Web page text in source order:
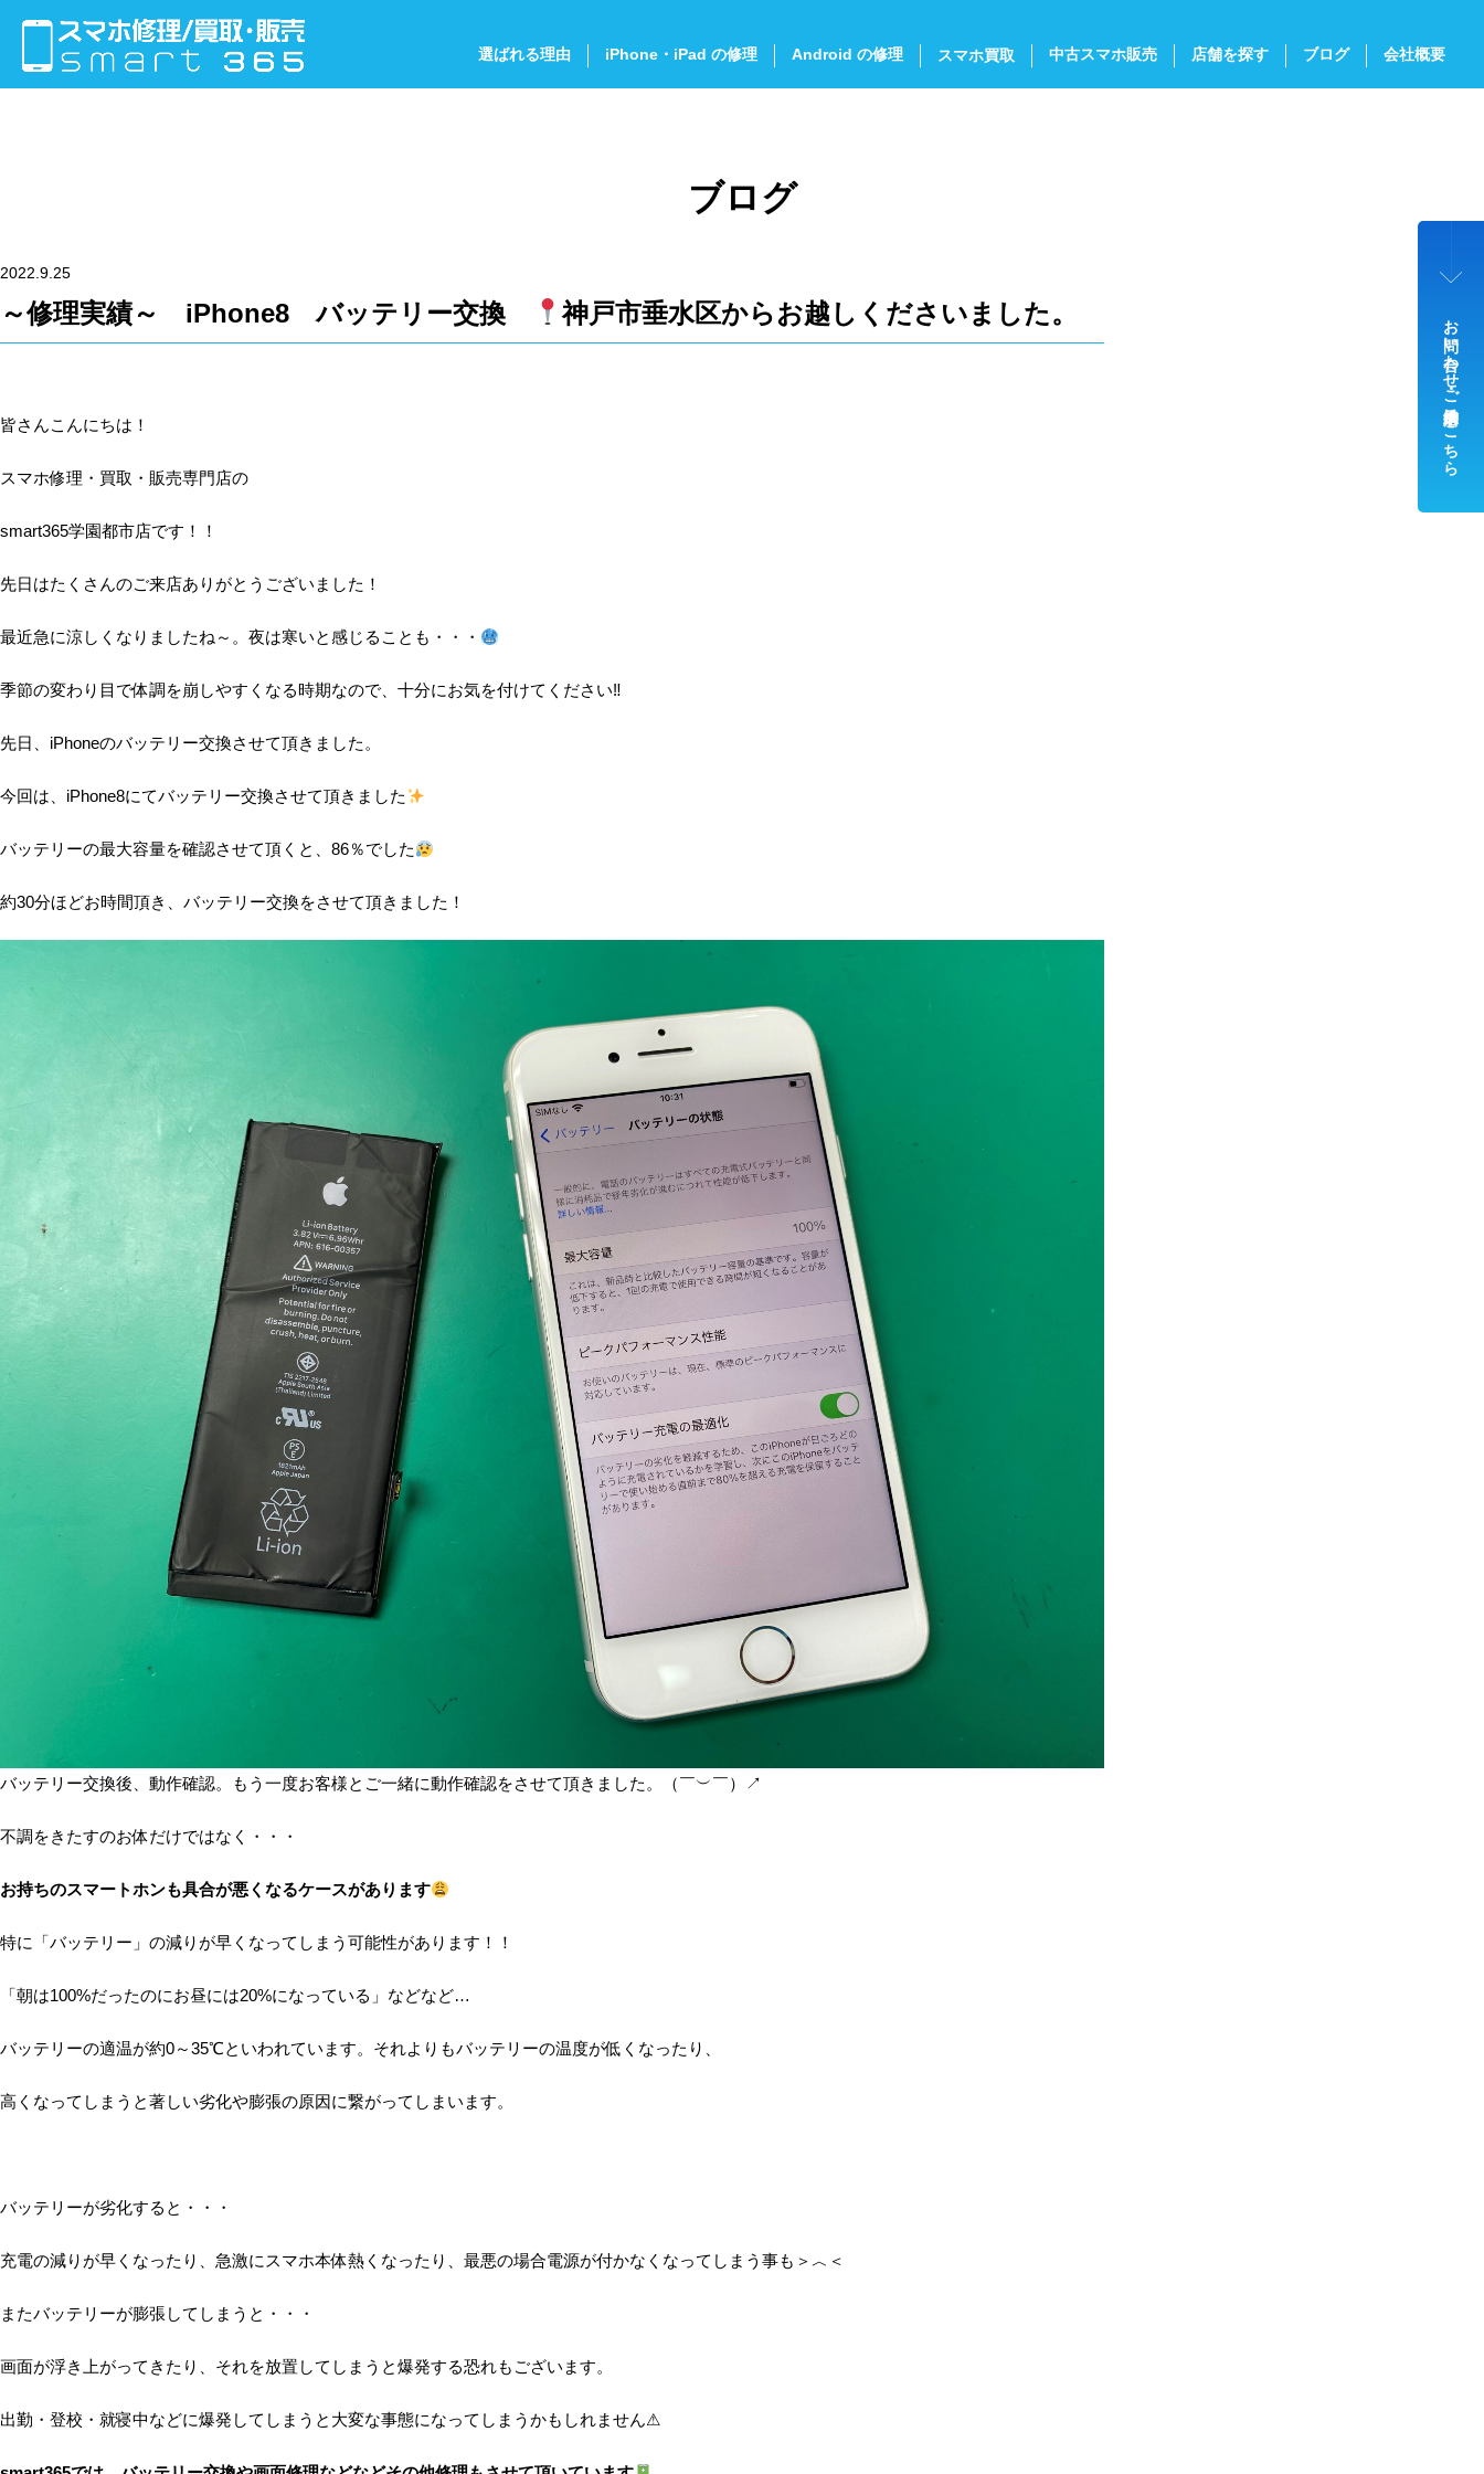
選ばれる理由 iPhone・iPad の修理 Android の修理 スマホ買取 中古スマホ販売 店舗を探す ブログ 会社概要
ブログ
2022.9.25
～修理実績～ iPhone8 バッテリー交換 神戸市垂水区からお越しくださいました。
皆さんこんにちは！
スマホ修理・買取・販売専門店の
smart365学園都市店です！！
先日はたくさんのご来店ありがとうございました！
最近急に涼しくなりましたね～。夜は寒いと感じることも・・・
季節の変わり目で体調を崩しやすくなる時期なので、十分にお気を付けてください‼
先日、iPhoneのバッテリー交換させて頂きました。
今回は、iPhone8にてバッテリー交換させて頂きました
バッテリーの最大容量を確認させて頂くと、86％でした
約30分ほどお時間頂き、バッテリー交換をさせて頂きました！
バッテリー交換後、動作確認。もう一度お客様とご一緒に動作確認をさせて頂きました。（￣︶￣）↗
不調をきたすのお体だけではなく・・・
お持ちのスマートホンも具合が悪くなるケースがあります
特に「バッテリー」の減りが早くなってしまう可能性があります！！
「朝は100%だったのにお昼には20%になっている」などなど…
バッテリーの適温が約0～35℃といわれています。それよりもバッテリーの温度が低くなったり、
高くなってしまうと著しい劣化や膨張の原因に繋がってしまいます。
バッテリーが劣化すると・・・
充電の減りが早くなったり、急激にスマホ本体熱くなったり、最悪の場合電源が付かなくなってしまう事も＞︿＜
またバッテリーが膨張してしまうと・・・
画面が浮き上がってきたり、それを放置してしまうと爆発する恐れもございます。
出勤・登校・就寝中などに爆発してしまうと大変な事態になってしまうかもしれません⚠
お問い合わせ・ご来店予約はこちら